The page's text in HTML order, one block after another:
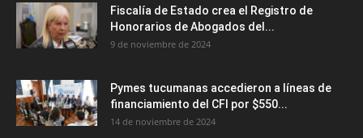
Fiscalía de Estado crea el Registro de
Honorarios de Abogados del...
9 de noviembre de 2024
Pymes tucumanas accedieron a líneas de
financiamiento del CFI por $550...
14 de noviembre de 2024